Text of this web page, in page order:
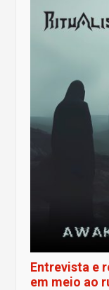
Entrevista e
em meio ao